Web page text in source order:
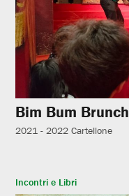
Bim Bum Brunch
2021 - 2022 Cartellone
Incontri e Libri